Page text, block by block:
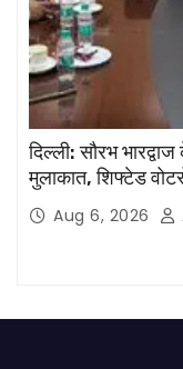
दिल्ली: सौरभ
मुलाकात, शिफ्टेड
Aug 6, 2026